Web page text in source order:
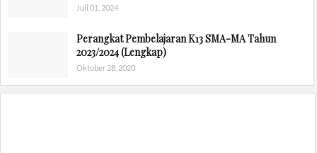
Juli 01, 2024
Perangkat Pembelajaran K13 SMA-MA Tahun
2023/2024 (Lengkap)
Oktober 28, 2020